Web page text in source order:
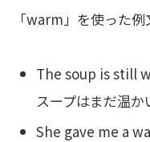
「warm」を使った例
The soup is still
スープはまだ温か
She gave me a